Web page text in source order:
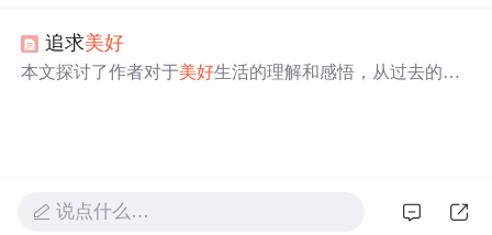
追求美好
本文探讨了作者对于美好生活的理解和感悟，从过去的负
说点什么…